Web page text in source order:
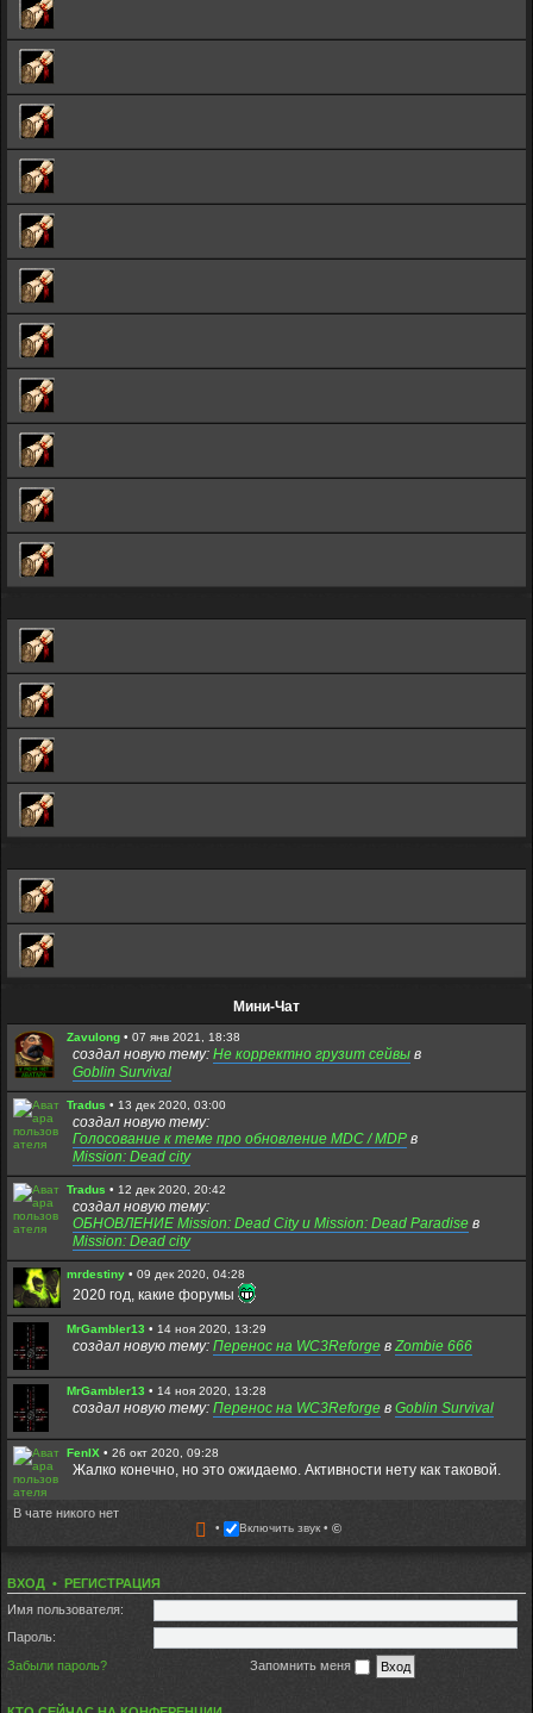
Мини-Чат
Zavulong • 07 янв 2021, 18:38
создал новую тему: Не корректно грузит сейвы в
Goblin Survival
Tradus • 13 дек 2020, 03:00
создал новую тему:
Голосование к теме про обновление MDC / MDP в
Mission: Dead city
Tradus • 12 дек 2020, 20:42
создал новую тему:
ОБНОВЛЕНИЕ Mission: Dead City и Mission: Dead Paradise в
Mission: Dead city
mrdestiny • 09 дек 2020, 04:28
2020 год, какие форумы
MrGambler13 • 14 ноя 2020, 13:29
создал новую тему: Перенос на WC3Reforge в Zombie 666
MrGambler13 • 14 ноя 2020, 13:28
создал новую тему: Перенос на WC3Reforge в Goblin Survival
FenIX • 26 окт 2020, 09:28
Жалко конечно, но это ожидаемо. Активности нету как таковой.
Diazz0229 24 окт 2020, 16:31
Форум скоро закроется. Заходите в дискорд:
Fuzure• 28 авг 2020, 21:02
Всем игрокам которые до сих пор живы,привет. Надеюсь кто-то
помнит меня - Fuzure. Всегда играл на медике и ходил в мдп со
Tradus•
Вы пробовали ники содержащие только латинциу? без
В чате никого нет
Включить звук ©
ВХОД • РЕГИСТРАЦИЯ
Имя пользователя:
Пароль:
Забыли пароль?
Запомнить меня